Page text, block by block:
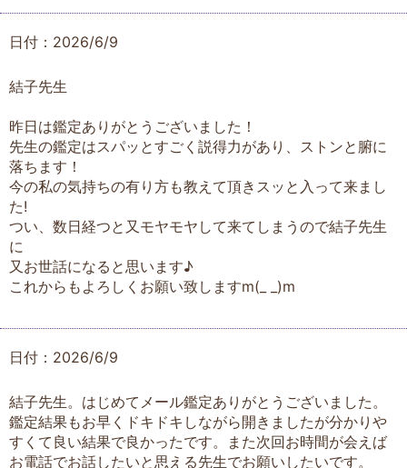
日付：2026/6/9
結子先生
昨日は鑑定ありがとうございました！
先生の鑑定はスパッとすごく説得力があり、ストンと腑に
落ちます！
今の私の気持ちの有り方も教えて頂きスッと入って来まし
た!
つい、数日経つと又モヤモヤして来てしまうので結子先生
に
又お世話になると思います♪
これからもよろしくお願い致しますm(_ _)m
日付：2026/6/9
結子先生。はじめてメール鑑定ありがとうございました。
鑑定結果もお早くドキドキしながら開きましたが分かりや
すくて良い結果で良かったです。また次回お時間が会えば
お電話でお話したいと思える先生でお願いしたいです。